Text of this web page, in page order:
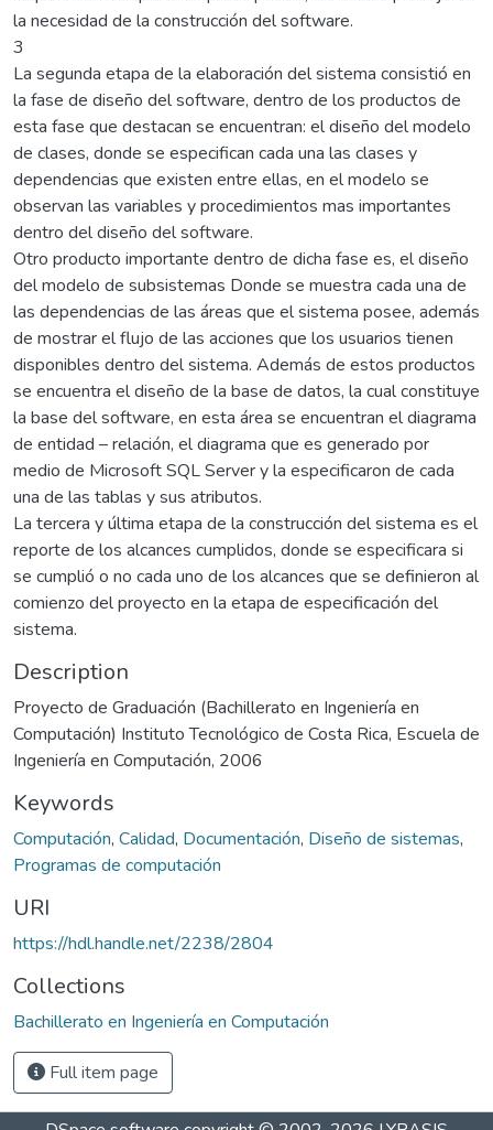
la necesidad de la construcción del software.
3
La segunda etapa de la elaboración del sistema consistió en
la fase de diseño del software, dentro de los productos de
esta fase que destacan se encuentran: el diseño del modelo
de clases, donde se especifican cada una las clases y
dependencias que existen entre ellas, en el modelo se
observan las variables y procedimientos mas importantes
dentro del diseño del software.
Otro producto importante dentro de dicha fase es, el diseño
del modelo de subsistemas Donde se muestra cada una de
las dependencias de las áreas que el sistema posee, además
de mostrar el flujo de las acciones que los usuarios tienen
disponibles dentro del sistema. Además de estos productos
se encuentra el diseño de la base de datos, la cual constituye
la base del software, en esta área se encuentran el diagrama
de entidad – relación, el diagrama que es generado por
medio de Microsoft SQL Server y la especificaron de cada
una de las tablas y sus atributos.
La tercera y última etapa de la construcción del sistema es el
reporte de los alcances cumplidos, donde se especificara si
se cumplió o no cada uno de los alcances que se definieron al
comienzo del proyecto en la etapa de especificación del
sistema.
Description
Proyecto de Graduación (Bachillerato en Ingeniería en
Computación) Instituto Tecnológico de Costa Rica, Escuela de
Ingeniería en Computación, 2006
Keywords
Computación, Calidad, Documentación, Diseño de sistemas,
Programas de computación
URI
https://hdl.handle.net/2238/2804
Collections
Bachillerato en Ingeniería en Computación
Full item page